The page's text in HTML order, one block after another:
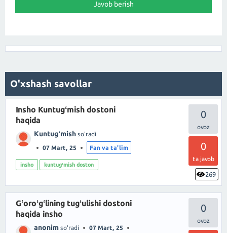
O'xshash savollar
0
0
ta javob
269
Insho Kuntugʻmish dostoni
haqida
Kuntugʻmish so'radi
07 Mart, 25 Fan va ta'lim
insho kuntugʻmish doston
0
Gʻoroʻgʻlining tugʻulishi dostoni
haqida insho
anonim so'radi 07 Mart, 25